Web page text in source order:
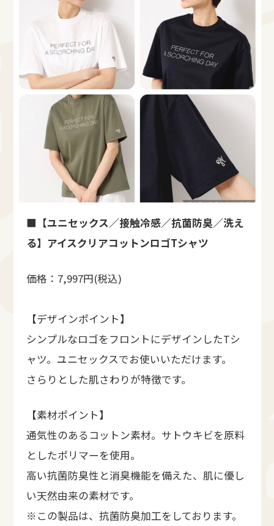
■【ユニセックス／接触冷感／抗菌防臭／洗え
る】アイスクリアコットンロゴTシャツ
価格：7,997円(税込)
【デザインポイント】
シンプルなロゴをフロントにデザインしたTシ
ャツ。ユニセックスでお使いいただけます。
さらりとした肌さわりが特徴です。
【素材ポイント】
通気性のあるコットン素材。サトウキビを原料
としたポリマーを使用。
高い抗菌防臭性と消臭機能を備えた、肌に優し
い天然由来の素材です。
※この製品は、抗菌防臭加工をしております。